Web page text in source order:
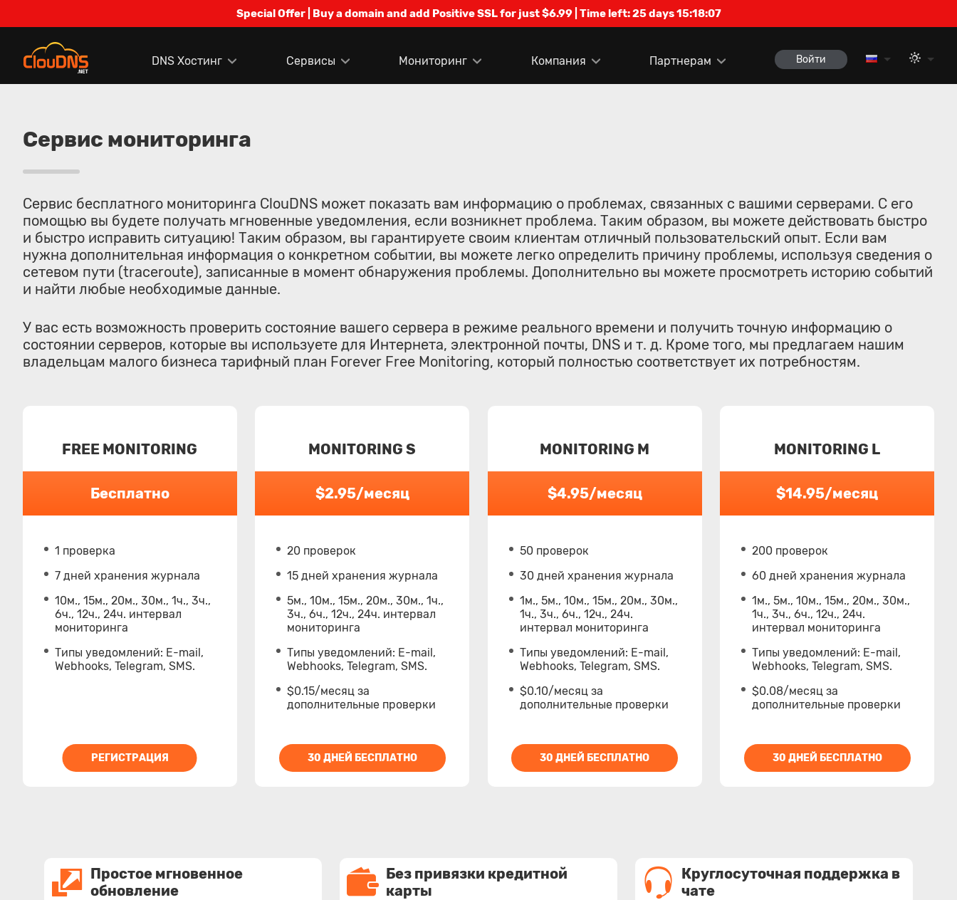
Special Offer | Buy a domain and add Positive SSL for just $6.99 | Time left:25 days 15:18:06
DNS Хостинг Сервисы Мониторинг Компания Партнерам Войти
Сервис мониторинга
Сервис бесплатного мониторинга ClouDNS может показать вам информацию о проблемах, связанных с вашими серверами. С его
помощью вы будете получать мгновенные уведомления, если возникнет проблема. Таким образом, вы можете действовать быстро
и быстро исправить ситуацию! Таким образом, вы гарантируете своим клиентам отличный пользовательский опыт. Если вам
нужна дополнительная информация о конкретном событии, вы можете легко определить причину проблемы, используя сведения о
сетевом пути (traceroute), записанные в момент обнаружения проблемы. Дополнительно вы можете просмотреть историю событий
и найти любые необходимые данные.
У вас есть возможность проверить состояние вашего сервера в режиме реального времени и получить точную информацию о
состоянии серверов, которые вы используете для Интернета, электронной почты, DNS и т. д. Кроме того, мы предлагаем нашим
владельцам малого бизнеса тарифный план Forever Free Monitoring, который полностью соответствует их потребностям.
FREE MONITORING
Бесплатно
1 проверка
7 дней хранения журнала
10м., 15м., 20м., 30м., 1ч., 3ч.,
6ч., 12ч., 24ч. интервал
мониторинга
Типы уведомлений: E-mail,
Webhooks, Telegram, SMS.
РЕГИСТРАЦИЯ
MONITORING S
$2.95/месяц
20 проверок
15 дней хранения журнала
5м., 10м., 15м., 20м., 30м., 1ч.,
3ч., 6ч., 12ч., 24ч. интервал
мониторинга
Типы уведомлений: E-mail,
Webhooks, Telegram, SMS.
$0.15/месяц за
дополнительные проверки
30 ДНЕЙ БЕСПЛАТНО
MONITORING M
$4.95/месяц
50 проверок
30 дней хранения журнала
1м., 5м., 10м., 15м., 20м., 30м.,
1ч., 3ч., 6ч., 12ч., 24ч.
интервал мониторинга
Типы уведомлений: E-mail,
Webhooks, Telegram, SMS.
$0.10/месяц за
дополнительные проверки
30 ДНЕЙ БЕСПЛАТНО
MONITORING L
$14.95/месяц
200 проверок
60 дней хранения журнала
1м., 5м., 10м., 15м., 20м., 30м.,
1ч., 3ч., 6ч., 12ч., 24ч.
интервал мониторинга
Типы уведомлений: E-mail,
Webhooks, Telegram, SMS.
$0.08/месяц за
дополнительные проверки
30 ДНЕЙ БЕСПЛАТНО
Простое мгновенное
обновление
Без привязки кредитной
карты
Круглосуточная поддержка в
чате